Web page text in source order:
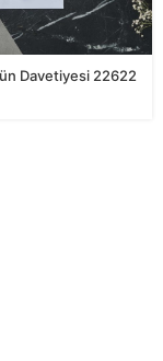
Davetiyesi 22622